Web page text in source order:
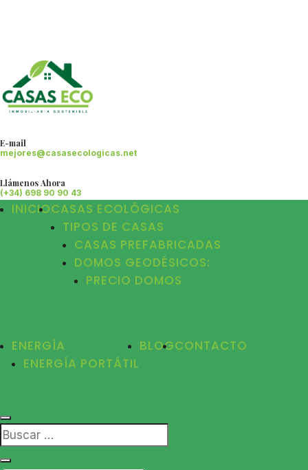
E-mail
mejores@casasecologicas.net
Llámenos Ahora
(+34) 698 90 90 43
INICIOCASAS ECOLÓGICAS
TIPOS DE CASAS
CASAS PREFABRICADAS
DOMOS GEODÉSICOS:
PRECIO DOMOS
ENERGÍA
ENERGÍA PORTÁTIL
BLOGCONTACTO